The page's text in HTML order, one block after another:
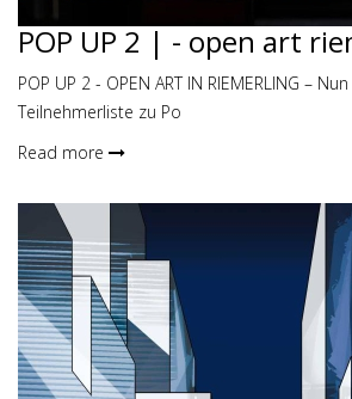
POP UP 2 | - open art
POP UP 2 - OPEN ART IN RIEMERLING –
Teilnehmerliste zu Po
Read more